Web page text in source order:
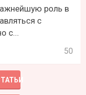
роль в
с
с...
50